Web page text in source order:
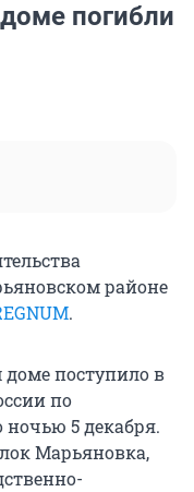
погибли
районе
.
поступило в
по
5 декабря.
Марьяновка,